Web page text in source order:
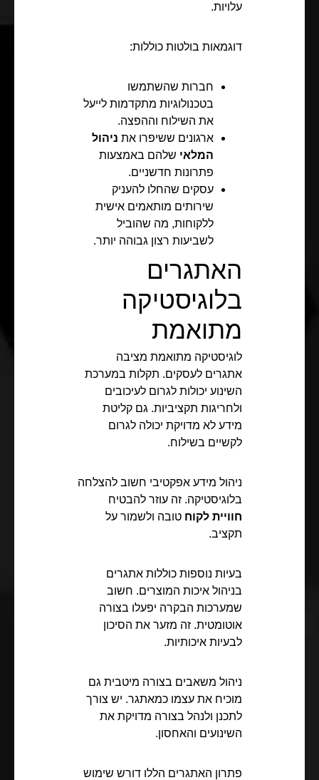
עלויות.
דוגמאות בולטות כוללות:
חברות שהשתמשו
בטכנולוגיות מתקדמות לייעל
את השילוח וההפצה.
ארגונים ששיפרו את ניהול
המלאי שלהם באמצעות
פתרונות חדשניים.
עסקים שהחלו להעניק
שירותים מותאמים אישית
ללקוחות, מה שהוביל
לשביעות רצון גבוהה יותר.
האתגרים
בלוגיסטיקה
מתואמת
לוגיסטיקה מתואמת מציבה
אתגרים לעסקים. תקלות במערכת
השינוע יכולות לגרום לעיכובים
ולחריגות תקציביות. גם קליטת
מידע לא מדויקת יכולה לגרום
לקשיים בשילוח.
ניהול מידע אפקטיבי חשוב להצלחה
בלוגיסטיקה. זה עוזר להבטיח
חוויית לקוח טובה ולשמור על
תקציב.
בעיות נוספות כוללות אתגרים
בניהול איכות המוצרים. חשוב
שמערכות הבקרה יפעלו בצורה
אוטומטית. זה מזער את הסיכון
לבעיות איכותיות.
ניהול משאבים בצורה מיטבית גם
מוכיח את עצמו כמאתגר. יש צורך
לתכנן ולנהל בצורה מדויקת את
השינועים והאחסון.
פתרון האתגרים הללו דורש שימוש